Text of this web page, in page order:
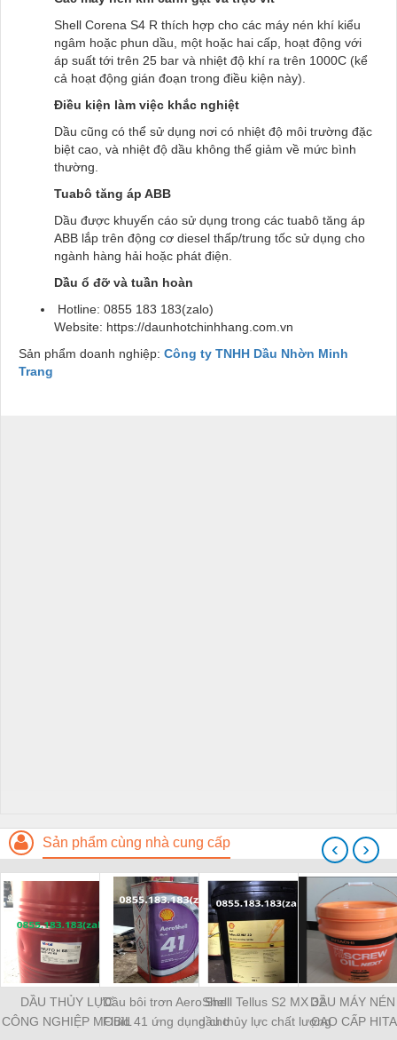
Shell Corena S4 R thích hợp cho các máy nén khí kiểu
ngâm hoặc phun dầu, một hoặc hai cấp, hoạt động với
áp suất tới trên 25 bar và nhiệt độ khí ra trên 1000C (kể
cả hoạt động gián đoạn trong điều kiện này).
Điều ki​ện làm việc khắc nghiệt
Dầu cũng có thể sử dụng nơi có nhiệt độ môi trường đặc
biệt cao, và nhiệt độ dầu không thể giảm về mức bình
thường.
Tuabô tăn​g áp ABB
Dầu được khuyến cáo sử dụng trong các tuabô tăng áp
ABB lắp trên động cơ diesel thấp/trung tốc sử dụng cho
ngành hàng hải hoặc phát điện.
Dầu ổ đỡ v​à tuần hoàn
Hotline: 0855 183 183(zalo)
Website: https://daunhotchinhhang.com.vn
Sản phẩm doanh nghiệp: Công ty TNHH Dầu Nhờn Minh
Trang
Sản phẩm cùng nhà cung cấp
DẦU THỦY LỰC
CÔNG NGHIỆP MOBIL
Dầu bôi trơn AeroShell
Fluid 41 ứng dụng cho
Shell Tellus S2 MX 32
dầu thủy lực chất lượng
DẦU MÁY
CAO CẤP
‹ ›